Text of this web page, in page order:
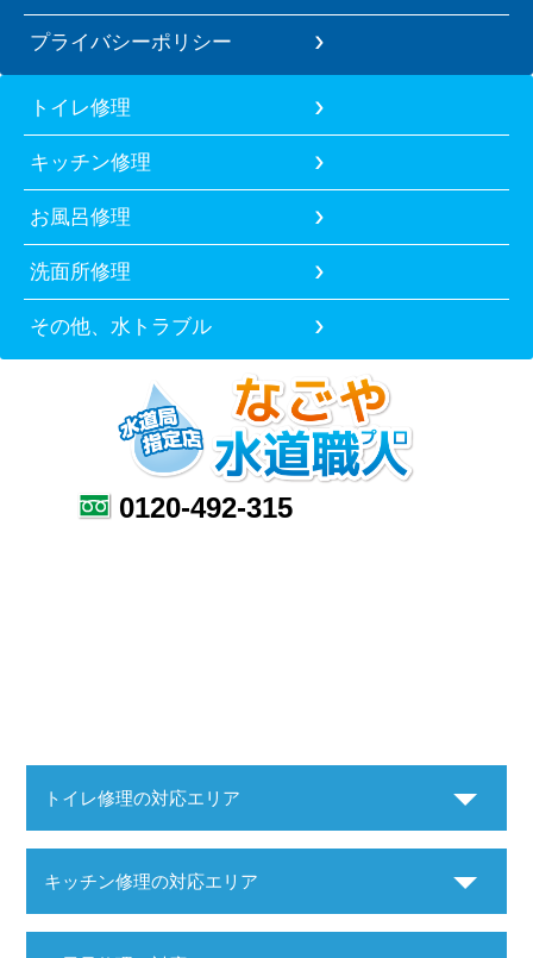
プライバシーポリシー
トイレ修理
キッチン修理
お風呂修理
洗面所修理
その他、水トラブル
0120-492-315
トイレ修理の対応エリア
キッチン修理の対応エリア